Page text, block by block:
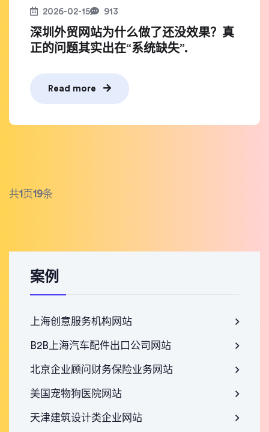
2026-02-15 913
深圳外贸网站为什么做了还没效果？真
正的问题其实出在“系统缺失”.
Read more
共1 页19条
案例
上海创意服务机构网站
B2B上海汽车配件出口公司网站
北京企业顾问财务保险业务网站
美国宠物狗医院网站
天津建筑设计类企业网站